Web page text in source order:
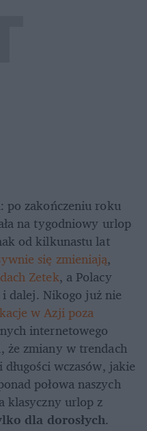
po zakończeniu roku
na tygodniowy urlop
w góry lub nad morze. Jednak od kilkunastu lat
się zmieniają
Zetek, a Polacy
dalej. Nikogo już nie
w Azji poza
internetowego
zmiany w trendach
wczasów, jakie
połowa naszych
klasyczny urlop z
dla dorosłych.